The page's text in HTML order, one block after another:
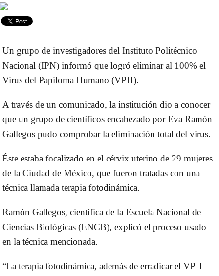
Un grupo de investigadores del Instituto Politécnico
Nacional (IPN) informó que logró eliminar al 100% el
Virus del Papiloma Humano (VPH).
A través de un comunicado, la institución dio a conocer
que un grupo de científicos encabezado por Eva Ramón
Gallegos pudo comprobar la eliminación total del virus.
Éste estaba focalizado en el cérvix uterino de 29 mujeres
de la Ciudad de México, que fueron tratadas con una
técnica llamada terapia fotodinámica.
Ramón Gallegos, científica de la Escuela Nacional de
Ciencias Biológicas (ENCB), explicó el proceso usado
en la técnica mencionada.
“La terapia fotodinámica, además de erradicar el VPH